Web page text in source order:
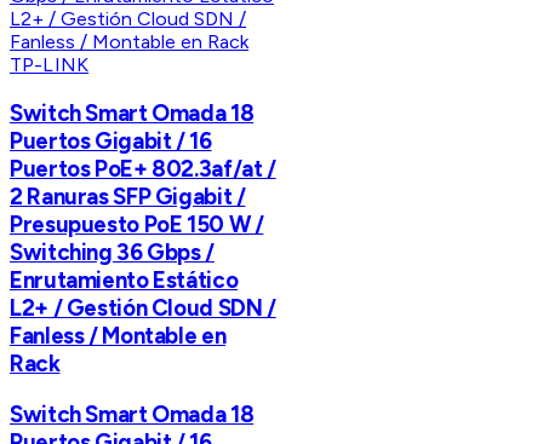
TP-LINK
Switch Smart Omada 18
Puertos Gigabit / 16
Puertos PoE+ 802.3af/at /
2 Ranuras SFP Gigabit /
Presupuesto PoE 150 W /
Switching 36 Gbps /
Enrutamiento Estático
L2+ / Gestión Cloud SDN /
Fanless / Montable en
Rack
Switch Smart Omada 18